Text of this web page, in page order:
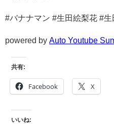
#バナナマン #生田絵梨花 #
powered by Auto Youtube
共有:
Facebook X
いいね: